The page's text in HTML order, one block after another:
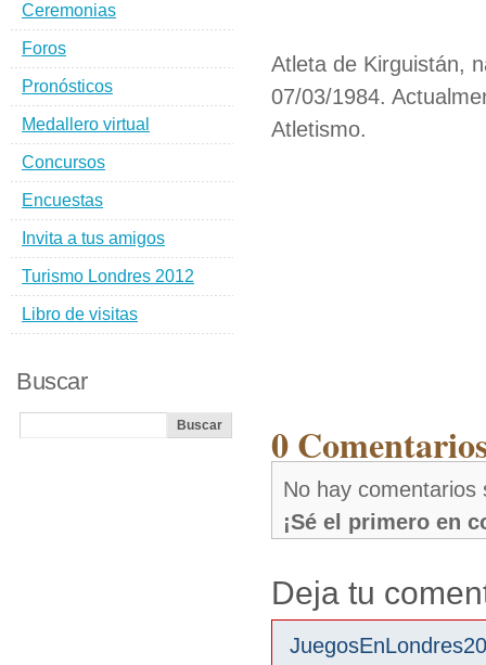
Atleta de Kirguistán,
07/03/1984.
Atletismo.
0
No hay comentarios
¡Sé el primero en
Deja tu
Ceremonias
Foros
Pronósticos
Medallero virtual
Concursos
Encuestas
Invita a tus amigos
Turismo Londres 2012
Libro de visitas
Buscar